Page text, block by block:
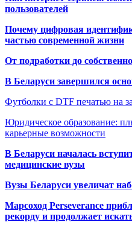
пользователей
Почему цифровая
частью современной жизни
От подработки до
В Беларуси завершился
Футболки с DTF печатью на
Юридическое образование:
карьерные возможности
В Беларуси началась
медицинские вузы
Вузы Беларуси увеличат
Марсоход Perseverance
рекорду и продолжает